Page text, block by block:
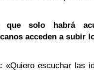
que solo habrá
acceden a subir
: «Quiero escuchar las